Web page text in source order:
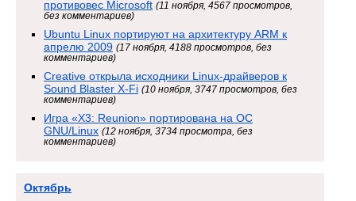
противовес Microsoft (11 ноября, 4567 просмотров,
без комментариев)
Ubuntu Linux портируют на архитектуру ARM к
апрелю 2009 (17 ноября, 4188 просмотров, без
комментариев)
Creative открыла исходники Linux-драйверов к
Sound Blaster X-Fi (10 ноября, 3747 просмотров, без
комментариев)
Игра «X3: Reunion» портирована на ОС
GNU/Linux (12 ноября, 3734 просмотра, без
комментариев)
Октябрь